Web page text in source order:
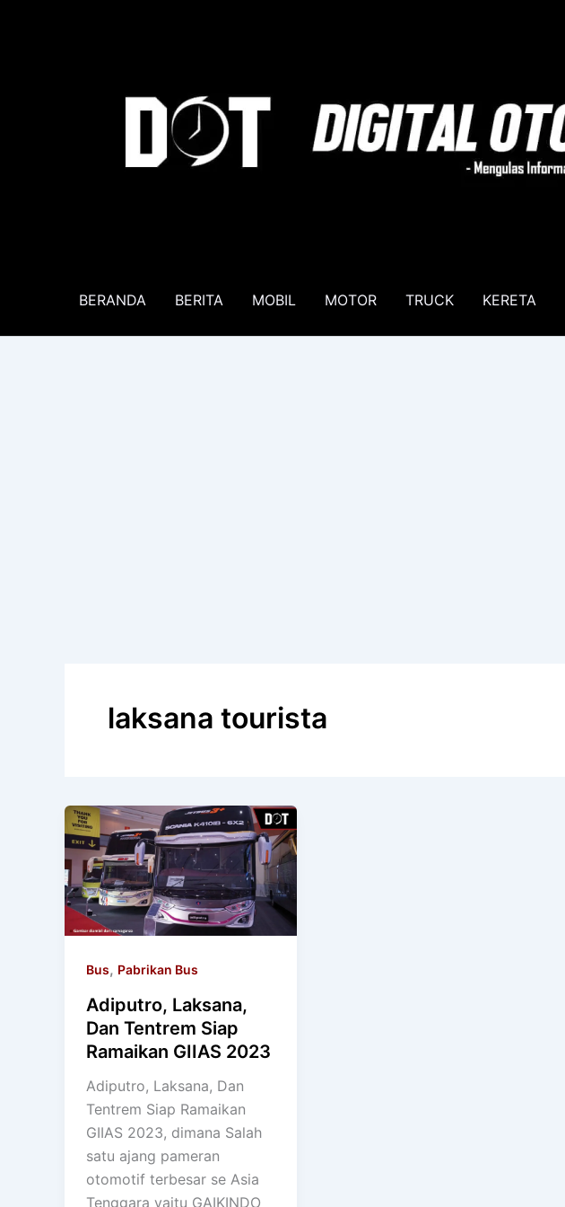
BERANDA BERITA MOBIL MOTOR TRUCK KERETA
laksana tourista
Bus, Pabrikan Bus
Adiputro, Laksana,
Dan Tentrem Siap
Ramaikan GIIAS 2023
Adiputro, Laksana, Dan
Tentrem Siap Ramaikan
GIIAS 2023, dimana Salah
satu ajang pameran
otomotif terbesar se Asia
Tenggara yaitu GAIKINDO